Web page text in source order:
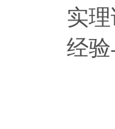
实
经